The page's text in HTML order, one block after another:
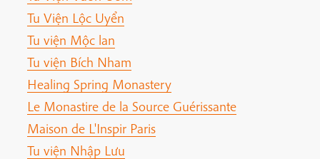
Tu Viện Lộc Uyển
Tu viện Mộc lan
Tu viện Bích Nham
Healing Spring Monastery
Le Monastire de la Source Guérissante
Maison de L'Inspir Paris
Tu viện Nhập Lưu